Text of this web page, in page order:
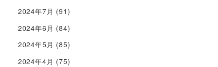
2024年7月 (91)
2024年6月 (84)
2024年5月 (85)
2024年4月 (75)